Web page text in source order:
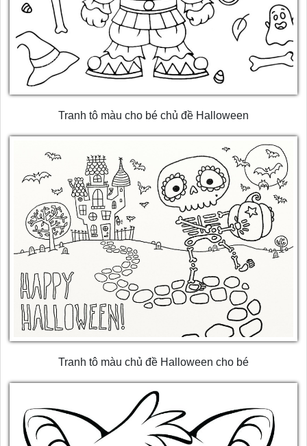
Tranh tô màu cho bé chủ đề Halloween
Tranh tô màu chủ đề Halloween cho bé